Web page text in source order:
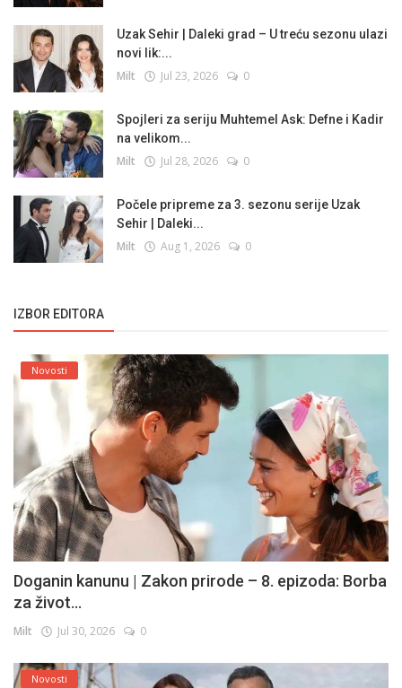
Uzak Sehir | Daleki grad – U treću sezonu ulazi
novi lik:...
Milt Jul 23, 2026 0
Spojleri za seriju Muhtemel Ask: Defne i Kadir
na velikom...
Milt Jul 28, 2026 0
Počele pripreme za 3. sezonu serije Uzak
Sehir | Daleki...
Milt Aug 1, 2026 0
IZBOR EDITORA
Novosti
Doganin kanunu | Zakon prirode – 8. epizoda: Borba
za život...
Milt Jul 30, 2026 0
Novosti